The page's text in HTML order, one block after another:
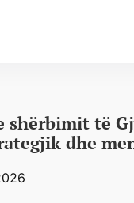
shërbimit të
dhe